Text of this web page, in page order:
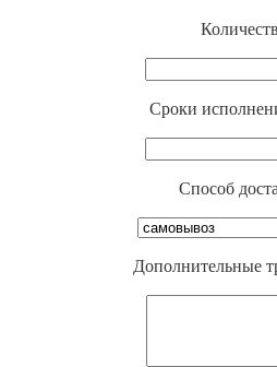
Cроки
Способ
Дополнительные